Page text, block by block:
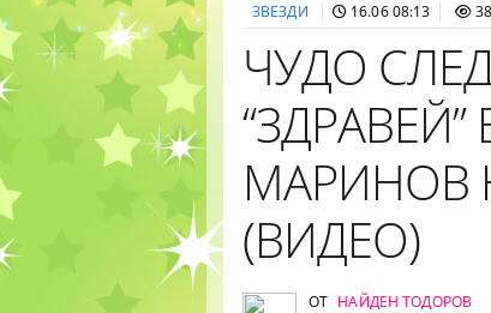
ЗВЕЗДИ 16.06 08:13
ЧУДО
МАРИНОВ
(ВИДЕО)
ОТ НАЙДЕН ТОДОРОВ